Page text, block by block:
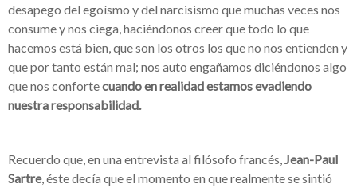
desapego del egoísmo y del narcisismo que muchas veces nos
consume y nos ciega, haciéndonos creer que todo lo que
hacemos está bien, que son los otros los que no nos entienden y
que por tanto están mal; nos auto engañamos diciéndonos algo
que nos confortecuando en realidad estamos evadiendo
nuestra responsabilidad.
Recuerdo que, en una entrevista al filósofo francés, Jean-Paul
Sartre, éste decía que el momento en que realmente se sintió